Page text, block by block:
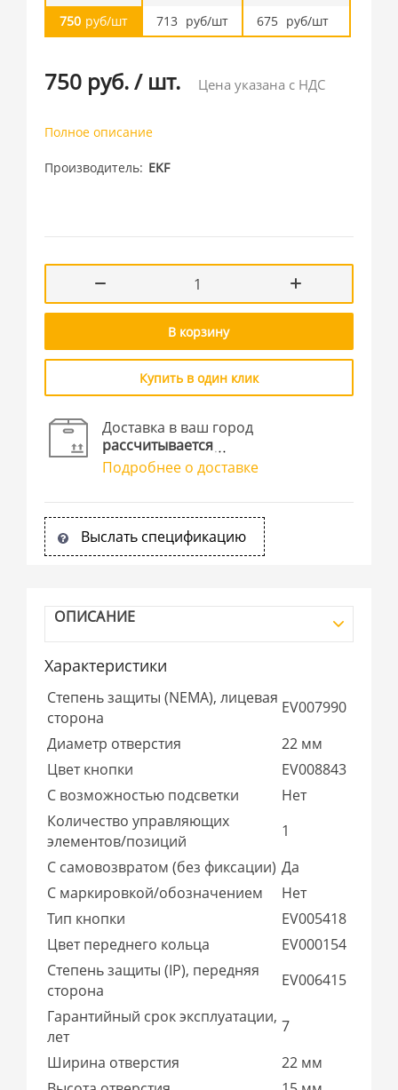
750 руб/шт
713 руб/шт
675 руб/шт
750 руб./ шт. Цена указана с НДС
Полное описание
Производитель EKF
В корзину
Купить в один клик
Доставка в ваш город
рассчитывается
Подробнее о доставке
Выслать спецификацию
ОПИСАНИЕ
Характеристики
Степень защиты (NEMA), лицевая
сторона
EV007990
Диаметр отверстия
22 мм
Цвет кнопки
EV008843
С возможностью подсветки
Нет
Количество управляющих
элементов/позиций
1
С самовозвратом (без фиксации) Да
С маркировкой/обозначением
Нет
Тип кнопки
EV005418
Цвет переднего кольца
EV000154
Степень защиты (IP), передняя
сторона
EV006415
Гарантийный срок эксплуатации,
лет
7
Ширина отверстия
22 мм